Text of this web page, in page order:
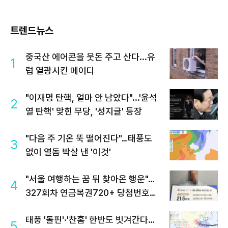
트렌드뉴스
1
중국산 에어콘을 웃돈 주고 산다...유
럽 열광시킨 메이디
2
"이재명 탄핵, 얼마 안 남았다"...'윤석
열 탄핵' 맞힌 무당, '성지글' 등장
3
"다음 주 기온 뚝 떨어진다"…태풍도
없이 열돔 박살 낸 '이것'
4
"서울 여행하는 꿈 뒤 찾아온 행운"…
327회차 연금복권720+ 당첨번호조
태풍 '돌핀'·'찬홈' 한반도 빗겨간다…